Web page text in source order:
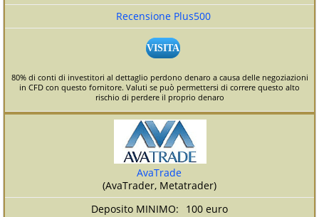
Recensione Plus500
VISITA
80% di conti di investitori al dettaglio perdono denaro a causa delle negoziazioni
in CFD con questo fornitore. Valuti se può permettersi di correre questo alto
rischio di perdere il proprio denaro
AvaTrade
(AvaTrader, Metatrader)
100 euro